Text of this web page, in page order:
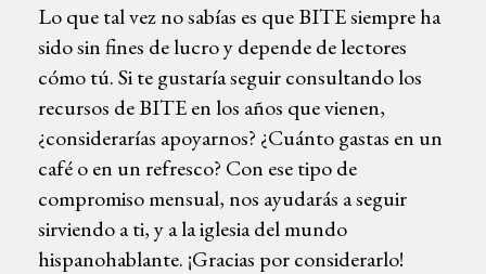
Lo que tal vez no sabías es que BITE siempre ha
sido sin fines de lucro y depende de lectores
cómo tú. Si te gustaría seguir consultando los
recursos de BITE en los años que vienen,
¿considerarías apoyarnos? ¿Cuánto gastas en un
café o en un refresco? Con ese tipo de
compromiso mensual, nos ayudarás a seguir
sirviendo a ti, y a la iglesia del mundo
hispanohablante. ¡Gracias por considerarlo!